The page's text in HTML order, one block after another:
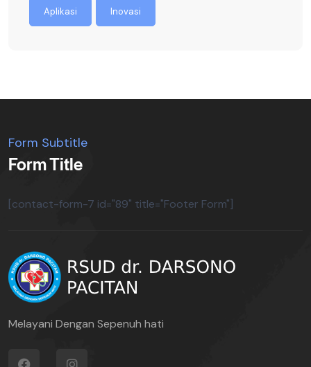
Aplikasi Inovasi
Form Subtitle
Form Title
[contact-form-7 id="89" title="Footer Form"]
Melayani Dengan Sepenuh hati